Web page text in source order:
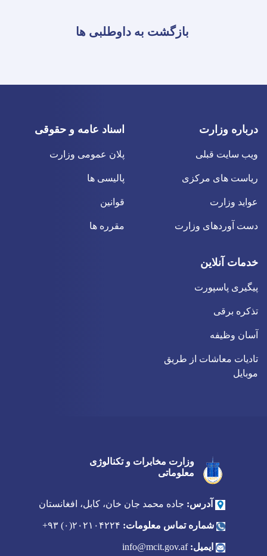
بازگشت به داوطلبی ها
درباره وزارت
ویب سایت قبلی
ریاست های مرکزی
عواید وزارت
دست آوردهای وزارت
اسناد عامه و حقوقی
پلان عمومی وزارت
پالیسی ها
قوانین
مقرره ها
خدمات آنلاین
پیگیری پاسپورت
تذکره برقی
آسان وظیفه
تادیات معاشات از طریق
موبایل
وزارت مخابرات و تکنالوژی
معلوماتی
آدرس: جاده محمد جان خان، کابل، افغانستان
شماره تماس معلومات:
ایمیل:info@mcit.gov.af